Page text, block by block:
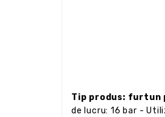
Tip produs: furtun
de lucru: 16 bar -